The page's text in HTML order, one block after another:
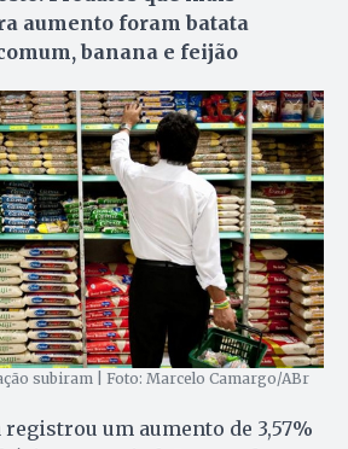
aumento foram batata
banana e feijão
subiram | Foto: Marcelo Camargo/ABr
um aumento de 3,57%